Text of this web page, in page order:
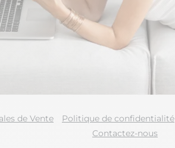
de Vente Politique de confidentialité
Contactez-nous